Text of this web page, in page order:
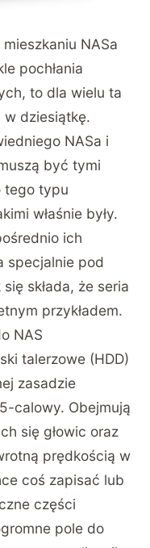
NASa
pochłania
to dla wielu ta
w dziesiątkę.
NASa i
być tymi
tego typu
właśnie były.
ich
specjalnie pod
składa, że seria
przykładem.
NAS
talerzowe (HDD)
zasadzie
calowy. Obejmują
się głowic oraz
prędkością w
coś zapisać lub
części
pole do